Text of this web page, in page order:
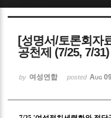
[성명서/토론회자
공천제 (7/25, 7/31)
by 여성연합 posted Aug